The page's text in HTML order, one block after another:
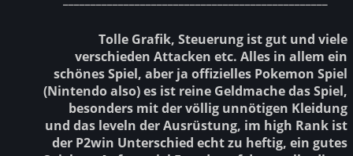
Tolle Grafik, Steuerung ist gut und viele
verschieden Attacken etc. Alles in allem ein
schönes Spiel, aber ja offizielles Pokemon Spiel
(Nintendo also) es ist reine Geldmache das Spiel,
besonders mit der völlig unnötigen Kleidung
und das leveln der Ausrüstung, im high Rank ist
der P2win Unterschied echt zu heftig, ein gutes